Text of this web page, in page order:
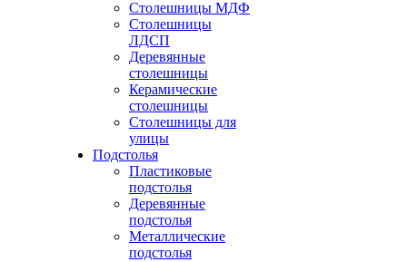
Столешницы МДФ
Столешницы
ЛДСП
Деревянные
столешницы
Керамические
столешницы
Столешницы для
улицы
Подстолья
Пластиковые
подстолья
Деревянные
подстолья
Металлические
подстолья